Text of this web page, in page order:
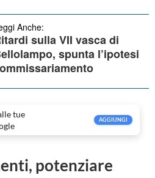
Anche:
sulla VII vasca di
spunta l’ipotesi
tue
AGGIUNGI
potenziare